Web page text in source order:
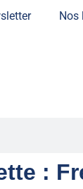
Nos
: